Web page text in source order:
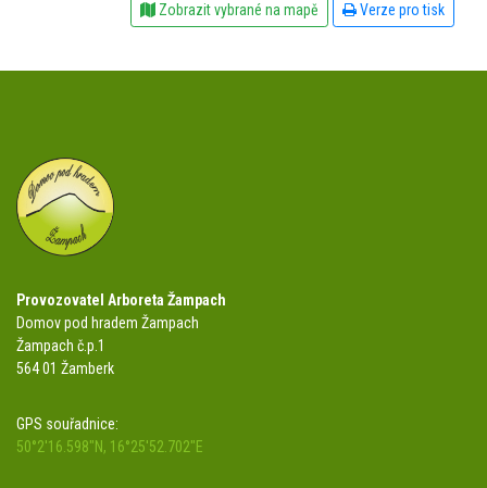
Zobrazit vybrané na mapě Verze pro tisk
Provozovatel Arboreta Žampach
Domov pod hradem Žampach
Žampach č.p.1
564 01 Žamberk
GPS souřadnice:
50°2'16.598"N, 16°25'52.702"E